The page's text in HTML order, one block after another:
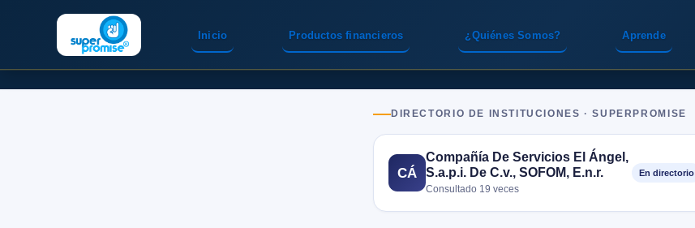
Inicio Productos financieros ¿Quiénes Somos? Aprende
DIRECTORIO DE INSTITUCIONES · SUPERPROMISE
CÁ
Compañía De Servicios El Ángel,
S.a.p.i. De C.v., SOFOM, E.n.r.
Consultado 19 veces
En directorio